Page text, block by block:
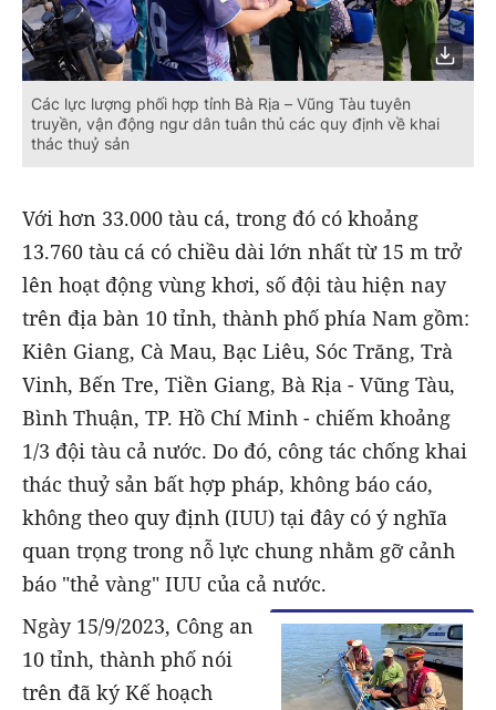
Các lực lượng phối hợp tỉnh Bà Rịa – Vũng Tàu tuyên
truyền, vận động ngư dân tuân thủ các quy định về khai
thác thuỷ sản
Với hơn 33.000 tàu cá, trong đó có khoảng
13.760 tàu cá có chiều dài lớn nhất từ 15 m trở
lên hoạt động vùng khơi, số đội tàu hiện nay
trên địa bàn 10 tỉnh, thành phố phía Nam gồm:
Kiên Giang, Cà Mau, Bạc Liêu, Sóc Trăng, Trà
Vinh, Bến Tre, Tiền Giang, Bà Rịa - Vũng Tàu,
Bình Thuận, TP. Hồ Chí Minh - chiếm khoảng
1/3 đội tàu cả nước. Do đó, công tác chống khai
thác thuỷ sản bất hợp pháp, không báo cáo,
không theo quy định (IUU) tại đây có ý nghĩa
quan trọng trong nỗ lực chung nhằm gỡ cảnh
báo "thẻ vàng" IUU của cả nước.
Ngày 15/9/2023, Công an
10 tỉnh, thành phố nói
trên đã ký Kế hoạch